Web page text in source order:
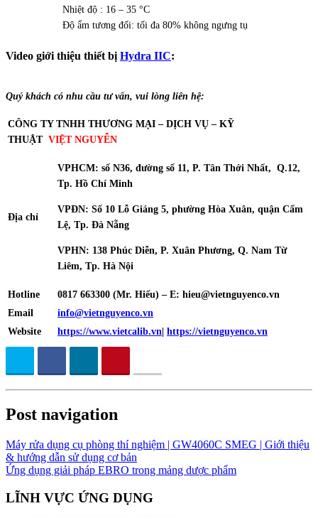
Nhiệt độ : 16 – 35 °C
Độ ẩm tương đối: tối đa 80% không ngưng tụ
Video giới thiệu thiết bị Hydra IIC:
Quý khách có nhu cầu tưvấn, vui lòng liên hệ:
CÔNG TY TNHH THƯƠNG MẠI – DỊCH VỤ – KỸ
THUẬT VIỆTNGUYỄN
Địa chỉ
VPHCM: số N36, đường số 11, P. Tân Thới Nhất, Q.12,
Tp. Hồ Chí Minh
VPĐN: Số 10 Lỗ Giáng 5, phường Hòa Xuân, quận Cẩm
Lệ, Tp. Đà Nẵng
VPHN: 138 Phúc Diễn, P. Xuân Phương, Q. Nam Từ
Liêm, Tp. Hà Nội
Hotline
0817 663300 (Mr. Hiếu) – E: hieu@vietnguyenco.vn
Email
info@vietnguyenco.vn
Website
https://www.vietcalib.vn https://vietnguyenco.vn
Post navigation
Máy rửa dụng cụ phòng thí nghiệm | GW4060C SMEG | Giới thiệu
& hướng dẫn sử dụng cơ bản
Ứng dụng giải pháp EBRO trong mảng dược phẩm
LĨNH VỰC ỨNG DỤNG